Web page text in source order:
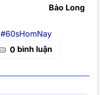
Bảo Long
#60sHomNay
0 bình luận